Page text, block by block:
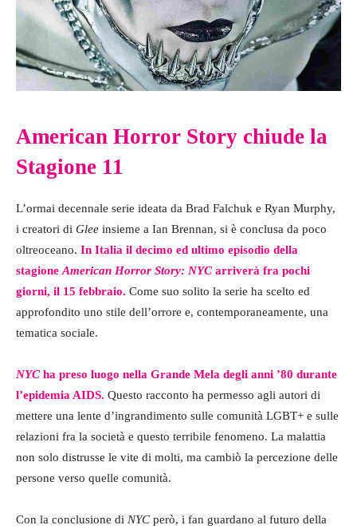
American Horror Story chiude la
Stagione 11
L’ormai decennale serie ideata da Brad Falchuk e Ryan Murphy,
i creatori di Glee insieme a Ian Brennan, si è conclusa da poco
oltreoceano. In Italia il decimo ed ultimo episodio della
stagione American Horror Story: NYC arriverà fra pochi
giorni, il 15 febbraio. Come suo solito la serie ha scelto ed
approfondito uno stile dell’orrore e, contemporaneamente, una
tematica sociale.
NYC ha preso luogo nella Grande Mela degli anni ’80 durante
l’epidemia AIDS. Questo racconto ha permesso agli autori di
mettere una lente d’ingrandimento sulle comunità LGBT+ e sulle
relazioni fra la società e questo terribile fenomeno. La malattia
non solo distrusse le vite di molti, ma cambiò la percezione delle
persone verso quelle comunità.
Con la conclusione di NYC però, i fan guardano al futuro della